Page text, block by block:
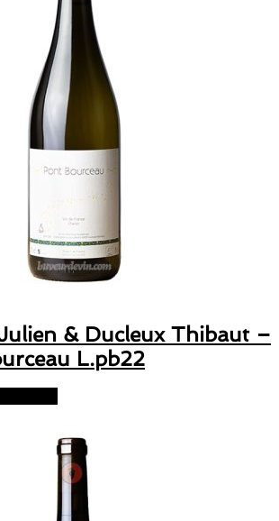
& Ducleux Thibaut –
L.pb22